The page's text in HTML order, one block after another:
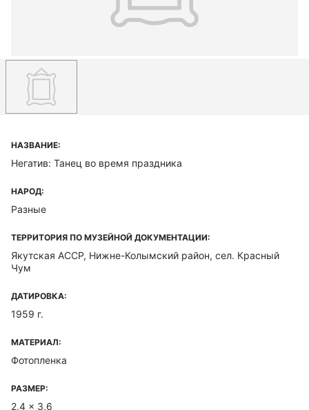
НАЗВАНИЕ:
Негатив: Танец во время праздника
НАРОД:
Разные
ТЕРРИТОРИЯ ПО МУЗЕЙНОЙ ДОКУМЕНТАЦИИ:
Якутская ACCP, Нижне-Колымский район, сел. Красный
Чум
ДАТИРОВКА:
1959 г.
МАТЕРИАЛ:
Фотопленка
РАЗМЕР:
2,4 x 3,6